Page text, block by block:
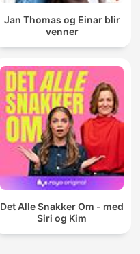
Jan Thomas og Einar blir
venner
Det Alle Snakker Om - med
Siri og Kim